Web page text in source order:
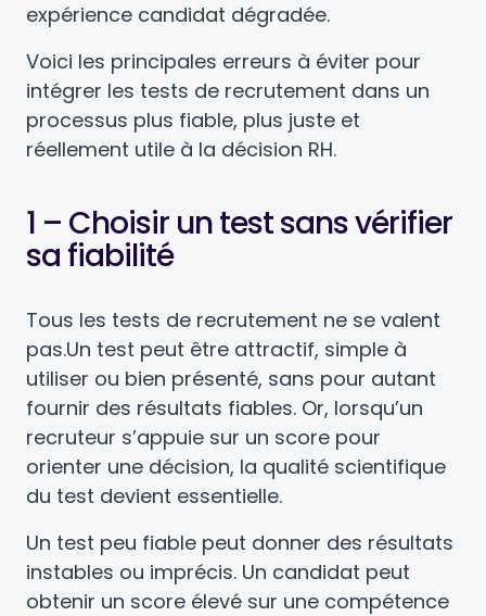
expérience candidat dégradée.
Voici les principales erreurs à éviter pour
intégrer les tests de recrutement dans un
processus plus fiable, plus juste et
réellement utile à la décision RH.
1 – Choisir un test sans vérifier
sa fiabilité
Tous les tests de recrutement ne se valent
pas.Un test peut être attractif, simple à
utiliser ou bien présenté, sans pour autant
fournir des résultats fiables. Or, lorsqu’un
recruteur s’appuie sur un score pour
orienter une décision, la qualité scientifique
du test devient essentielle.
Un test peu fiable peut donner des résultats
instables ou imprécis. Un candidat peut
obtenir un score élevé sur une compétence